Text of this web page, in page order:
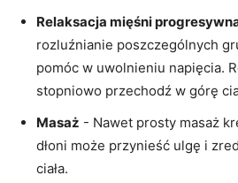
Relaksacja mięśni
rozluźnianie poszczególnych
pomóc⁣ w uwolnieniu napięcia.
stopniowo przechodź w⁢ górę
Masaż -⁢ Nawet prosty masaż
dłoni może przynieść‌ ulgę‌ i
ciała.